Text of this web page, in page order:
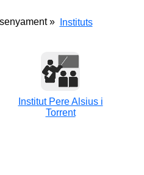
» Instituts
Institut Pere Alsius i
Torrent